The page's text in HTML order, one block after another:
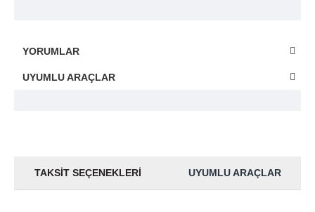
YORUMLAR
UYUMLU ARAÇLAR
TAKSIT SEÇENEKLERI UYUMLU ARAÇLAR